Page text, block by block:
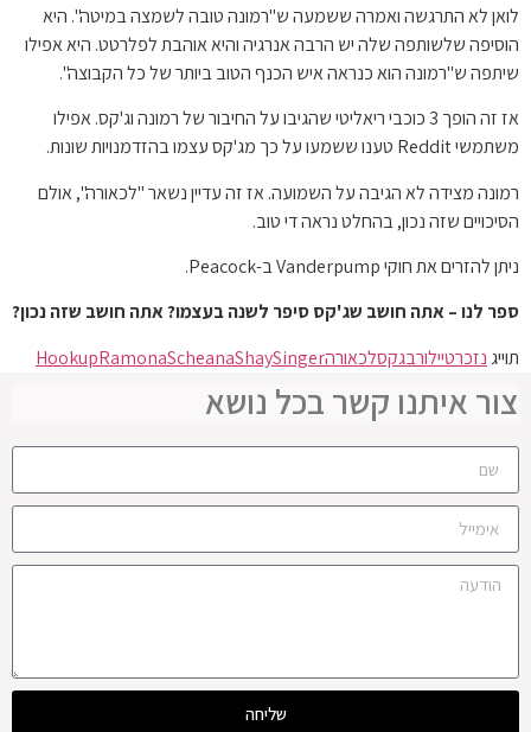
לואן לא התרגשה ואמרה ששמעה ש"רמונה טובה לשמצה במיטה". היא
הוסיפה שלשותפה שלה יש הרבה אנרגיה והיא אוהבת לפלרטט. היא אפילו
שיתפה ש"רמונה הוא כנראה איש הכנף הטוב ביותר של כל הקבוצה".
אז זה הופך 3 כוכבי ריאליטי שהגיבו על החיבור של רמונה וג'קס. אפילו
משתמשי Reddit טענו ששמעו על כך מג'קס עצמו בהזדמנויות שונות.
רמונה מצידה לא הגיבה על השמועה. אז זה עדיין נשאר "לכאורה", אולם
הסיכויים שזה נכון, בהחלט נראה די טוב.
ניתן להזרים את חוקי Vanderpump ב-Peacock.
ספר לנו – אתה חושב שג'קס סיפר לשנה בעצמו? אתה חושב שזה נכון?
תוייג נזכרטיילורבגקסלכאורה HookupRamonaScheanaShaySinger
צור איתנו קשר בכל נושא
שליחה